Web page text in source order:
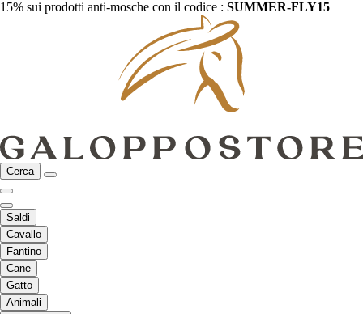
15% sui prodotti anti-mosche con il codice : SUMMER-FLY15
Cerca
Saldi
Cavallo
Fantino
Cane
Gatto
Animali